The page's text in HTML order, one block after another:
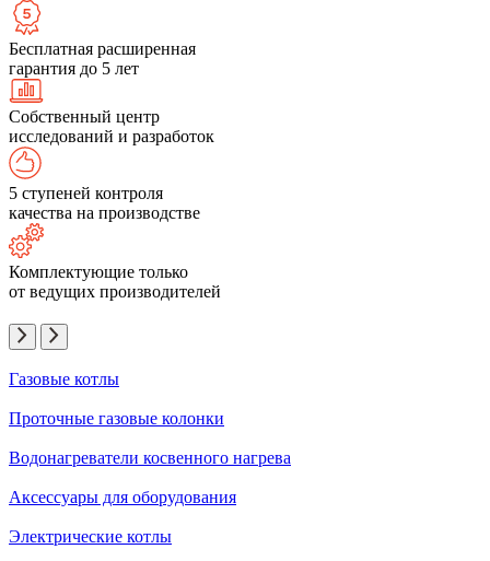
Бесплатная расширенная
гарантия до 5 лет
Собственный центр
исследований и разработок
5 ступеней контроля
качества на производстве
Комплектующие только
от ведущих производителей
Газовые котлы
Проточные газовые колонки
Водонагреватели косвенного нагрева
Аксессуары для оборудования
Электрические котлы